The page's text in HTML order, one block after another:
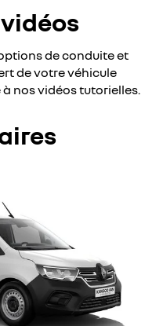
de conduite et
de votre véhicule
nos vidéos tutorielles.